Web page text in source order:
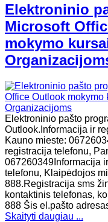
Elektroninio
Microsoft
mokymo
Elektroninio pašto
Outlook.Informacija ir
Kauno mieste:
registracija telefonu,
067260349Informacija
telefonu, Klaipėdojos
888.Registracija sms
kontaktinis telefonas,
888 Šis el.pašto
Skaityti daugiau ...